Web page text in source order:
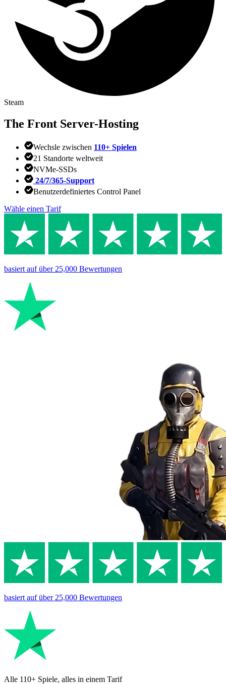
Steam
The Front Server-Hosting
Wechsle zwischen 110+ Spielen
21 Standorte weltweit
NVMe-SSDs
24/7/365-Support
Benutzerdefiniertes Control Panel
Wähle einen Tarif
basiert aufüber 25,000 Bewertungen
basiert aufüber 25,000 Bewertungen
Alle 110+ Spiele, alles in einem Tarif